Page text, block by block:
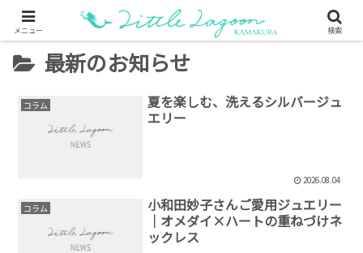
最新のお知らせ
コラム
夏を楽しむ、洗えるシルバージュ
エリー
2026.08.04
コラム
小和田妙子さんご愛用ジュエリー
｜オメダイ×ハートの重ねづけネ
ックレス
メニュー 検索